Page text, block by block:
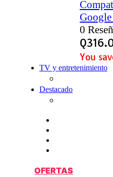
0
Q
You
TV y entretenimiento
Destacado
OFERTAS